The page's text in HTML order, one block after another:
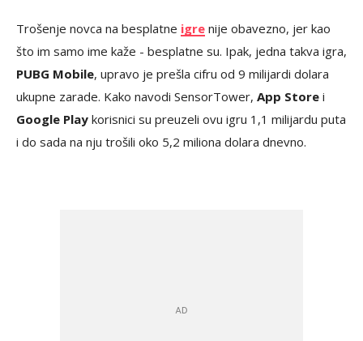
Trošenje novca na besplatne igre nije obavezno, jer kao
što im samo ime kaže - besplatne su. Ipak, jedna takva igra,
PUBG Mobile, upravo je prešla cifru od 9 milijardi dolara
ukupne zarade. Kako navodi SensorTower, App Store i
Google Play korisnici su preuzeli ovu igru 1,1 milijardu puta
i do sada na nju trošili oko 5,2 miliona dolara dnevno.